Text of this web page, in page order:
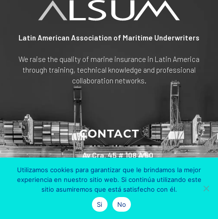
Latin American Association of Maritime Underwriters
We raise the quality of marine insurance in Latin America
through training, technical knowledge and professional
collaboration networks.
CONTACT
Av Cra. 45 # 108 A 50
Edificio Bosch Piso 6
Bogotá, Colombia
+57 311 801 90 30
Utilizamos cookies para garantizar que le brindamos la mejor
experiencia en nuestro sitio web. Si continúa utilizando este
sitio asumiremos que está satisfecho con él.
Si
No